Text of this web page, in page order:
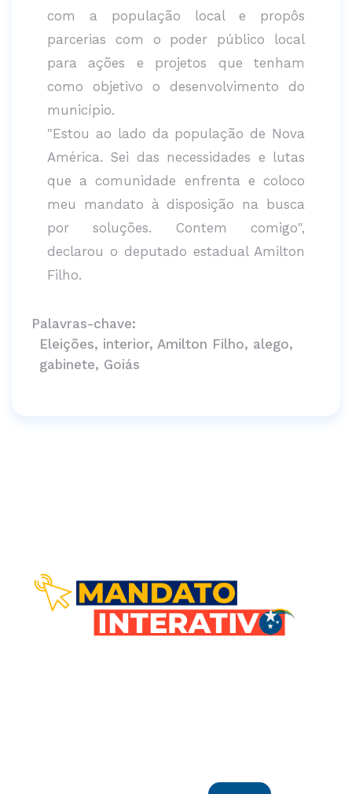
com a população local e propôs
parcerias com o poder público local
para ações e projetos que tenham
como objetivo o desenvolvimento do
município.
"Estou ao lado da população de Nova
América. Sei das necessidades e lutas
que a comunidade enfrenta e coloco
meu mandato à disposição na busca
por soluções. Contem comigo",
declarou o deputado estadual Amilton
Filho.
Palavras-chave:
Eleições, interior, Amilton Filho, alego,
gabinete, Goiás